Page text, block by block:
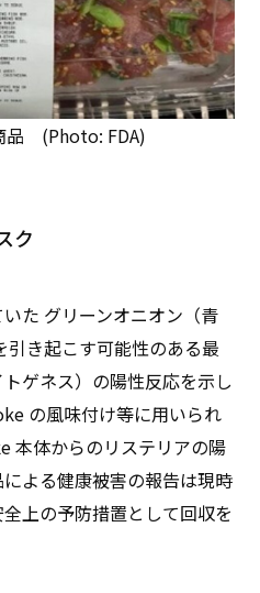
品 (Photo: FDA)
ク
た グリーンオニオン（青
き起こす可能性のある最
ゲネス）の陽性反応を示し
の風味付け等に用いられ
本体からのリステリアの陽
よる健康被害の報告は現時
上の予防措置として回収を